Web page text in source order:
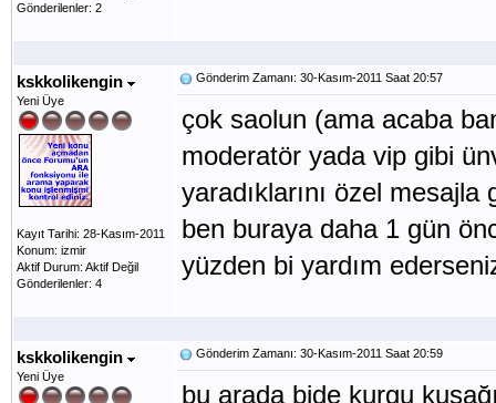
Gönderilenler: 2
kskkolikengin
Yeni Üye
Kayıt Tarihi: 28-Kasım-2011
Konum: izmir
Aktif Durum: Aktif Değil
Gönderilenler: 4
Gönderim Zamanı: 30-Kasım-2011 Saat 20:57
çok saolun (ama acaba
moderatör yada vip gibi
yaradıklarını özel
ben buraya daha 1 gün
yüzden bi yardım
kskkolikengin
Yeni Üye
Gönderim Zamanı: 30-Kasım-2011 Saat 20:59
bu arada bide kurgu